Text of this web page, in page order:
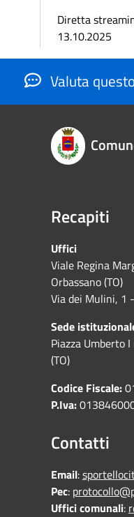
Diretta
13.10.2025
Valuta
Recapiti
Uffici
Viale Regina
Orbassano (TO)
Via dei Mulini, 1
Sede
Piazza Umberto
(TO)
Codice Fiscale:
P.Iva:
Contatti
Email:
Pec:
Uffici comunali: